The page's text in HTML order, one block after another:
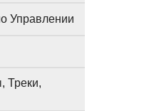
Управлении
Треки,